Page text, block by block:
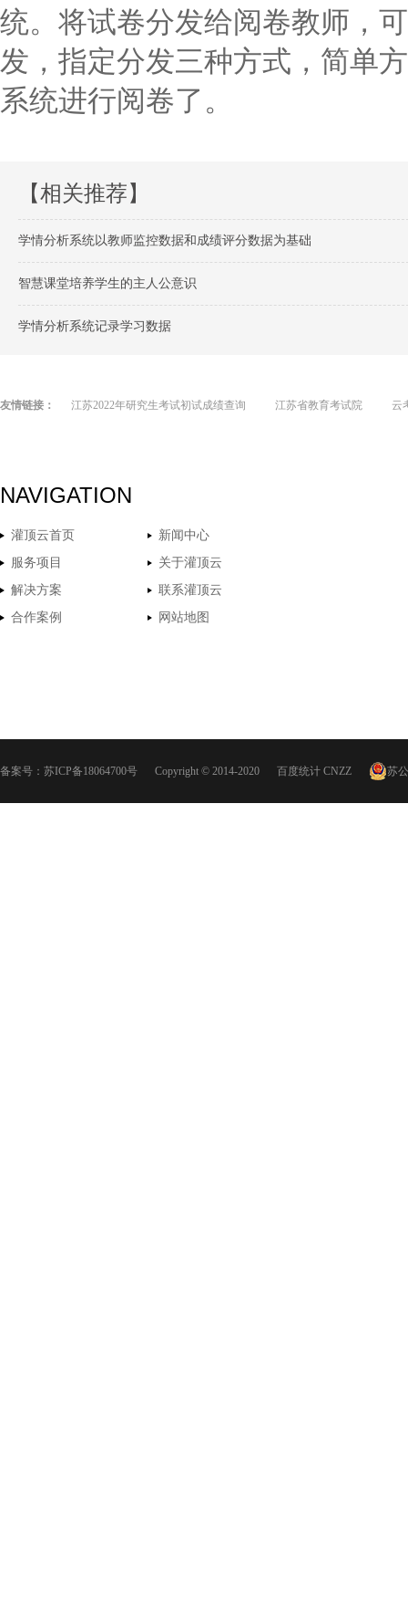
统。将试卷分发给阅卷教师，
发，指定分发三种方式，简单
系统进行阅卷了。
【相关推荐】
学情分析系统以教师监控数据和成绩评分数据为基础
智慧课堂培养学生的主人公意识
学情分析系统记录学习数据
友情链接： 江苏2022年研究生考试初试成绩查询 江苏省教育考试院 云
NAVIGATION
灌顶云首页
新闻中心
服务项目
关于灌顶云
解决方案
联系灌顶云
合作案例
网站地图
备案号： 苏ICP备18064700号 Copyright © 2014-2020 百度统计 CNZZ 苏